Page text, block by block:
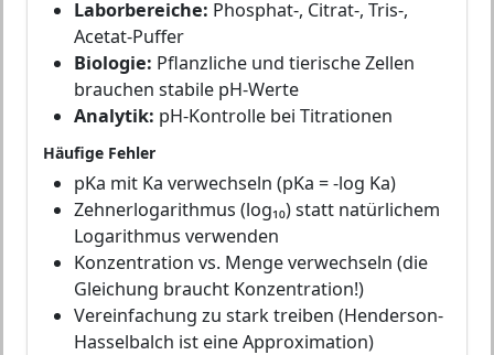
Laborbereiche: Phosphat-, Citrat-, Tris-,
Acetat-Puffer
Biologie: Pflanzliche und tierische Zellen
brauchen stabile pH-Werte
Analytik: pH-Kontrolle bei Titrationen
Häufige Fehler
pKa mit Ka verwechseln (pKa = -log Ka)
Zehnerlogarithmus (log₁₀) statt natürlichem
Logarithmus verwenden
Konzentration vs. Menge verwechseln (die
Gleichung braucht Konzentration!)
Vereinfachung zu stark treiben (Henderson-
Hasselbalch ist eine Approximation)